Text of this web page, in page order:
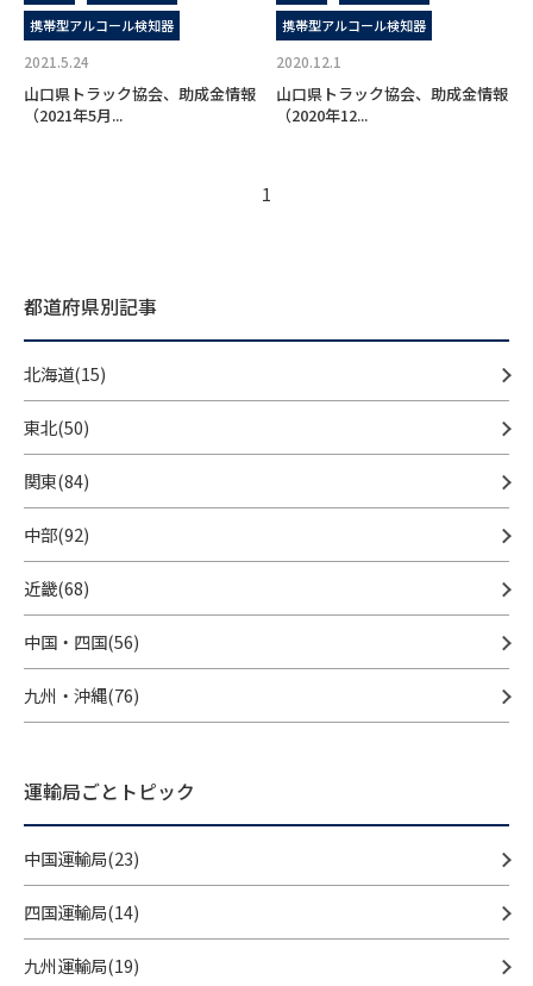
携帯型アルコール検知器
2021.5.24
山口県トラック協会、助成金情報
（2021年5月...
携帯型アルコール検知器
2020.12.1
山口県トラック協会、助成金情報
（2020年12...
1
都道府県別記事
北海道(15)
東北(50)
関東(84)
中部(92)
近畿(68)
中国・四国(56)
九州・沖縄(76)
運輸局ごとトピック
中国運輸局(23)
四国運輸局(14)
九州運輸局(19)